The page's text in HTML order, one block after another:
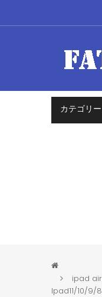
カテゴリー
ipad
Ipad11/10/9/